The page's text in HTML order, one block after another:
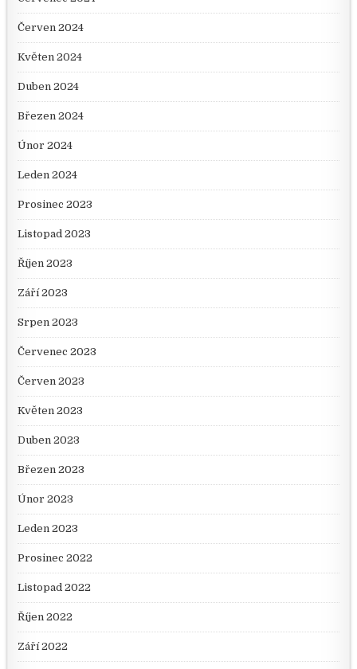
Červen 2024
Květen 2024
Duben 2024
Březen 2024
Únor 2024
Leden 2024
Prosinec 2023
Listopad 2023
Říjen 2023
Září 2023
Srpen 2023
Červenec 2023
Červen 2023
Květen 2023
Duben 2023
Březen 2023
Únor 2023
Leden 2023
Prosinec 2022
Listopad 2022
Říjen 2022
Září 2022